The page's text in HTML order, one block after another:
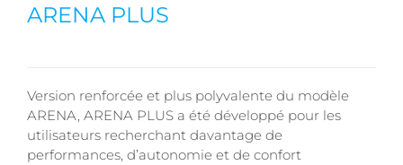
ARENA PLUS
Version renforcée et plus polyvalente du modèle
ARENA, ARENA PLUS a été développé pour les
utilisateurs recherchant davantage de
performances, d’autonomie et de confort